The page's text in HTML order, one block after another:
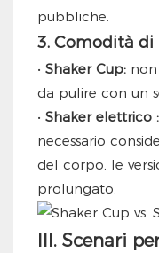
pubbliche.
3. Comodità di
• Shaker Cup:non
da pulire con un
• Shaker elettrico :
necessario
del corpo, le
prolungato.
III. Scenari